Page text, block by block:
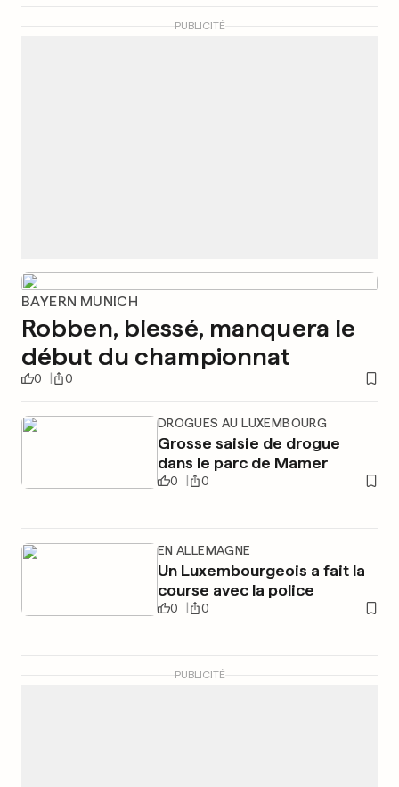
PUBLICITÉ
BAYERN MUNICH
Robben, blessé, manquera le
début du championnat
0 0
DROGUES AU LUXEMBOURG
Grosse saisie de drogue
dans le parc de Mamer
0 0
EN ALLEMAGNE
Un Luxembourgeois a fait la
course avec la police
0 0
PUBLICITÉ